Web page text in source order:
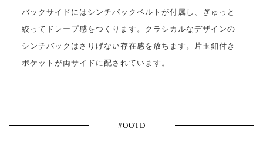
バックサイドにはシンチバックベルトが付属し、ぎゅっと
絞ってドレープ感をつくります。クラシカルなデザインの
シンチバックはさりげない存在感を放ちます。片玉釦付き
ポケットが両サイドに配されています。
#OOTD